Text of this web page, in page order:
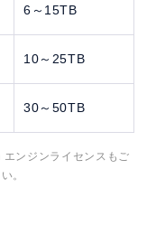
6～15TB
10～25TB
30～50TB
ンジンライセンスもご
。